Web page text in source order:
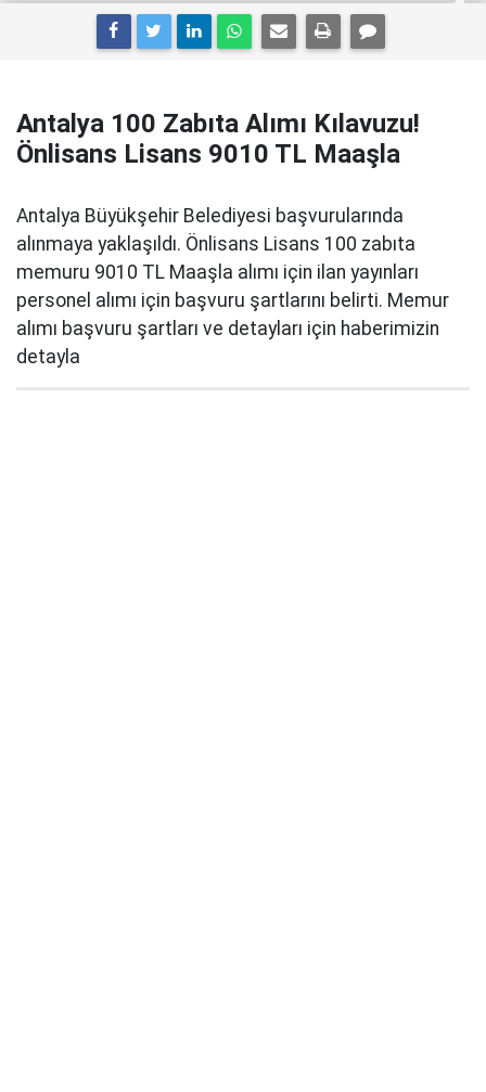
Antalya 100 Zabıta Alımı Kılavuzu!
Önlisans Lisans 9010 TL Maaşla
Antalya Büyükşehir Belediyesi başvurularında
alınmaya yaklaşıldı. Önlisans Lisans 100 zabıta
memuru 9010 TL Maaşla alımı için ilan yayınları
personel alımı için başvuru şartlarını belirti. Memur
alımı başvuru şartları ve detayları için haberimizin
detayla